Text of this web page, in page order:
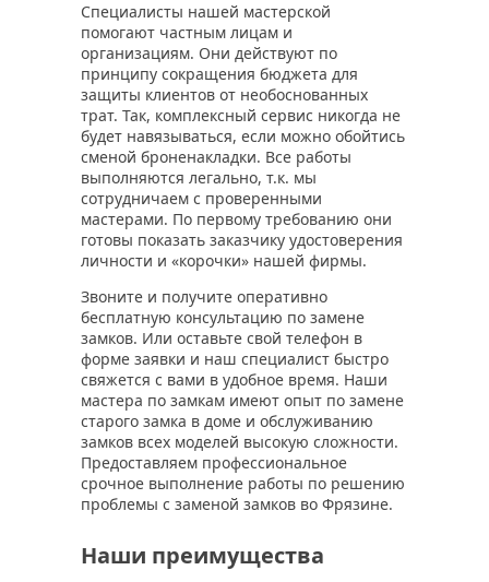
Специалисты нашей мастерской
помогают частным лицам и
организациям. Они действуют по
принципу сокращения бюджета для
защиты клиентов от необоснованных
трат. Так, комплексный сервис никогда не
будет навязываться, если можно обойтись
сменой броненакладки. Все работы
выполняются легально, т.к. мы
сотрудничаем с проверенными
мастерами. По первому требованию они
готовы показать заказчику удостоверения
личности и «корочки» нашей фирмы.
Звоните и получите оперативно
бесплатную консультацию по замене
замков. Или оставьте свой телефон в
форме заявки и наш специалист быстро
свяжется с вами в удобное время. Наши
мастера по замкам имеют опыт по замене
старого замка в доме и обслуживанию
замков всех моделей высокую сложности.
Предоставляем профессиональное
срочное выполнение работы по решению
проблемы с заменой замков во Фрязине.
Наши преимущества